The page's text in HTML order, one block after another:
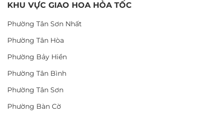
KHU VỰC GIAO HOA HỎA TỐC
Phường Tân Sơn Nhất
Phường Tân Hòa
Phường Bảy Hiền
Phường Tân Bình
Phường Tân Sơn
Phường Bàn Cờ